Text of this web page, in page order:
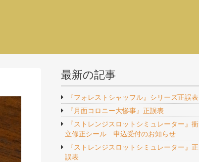
最新の記事
『フォレストシャッフル』シリーズ正誤表
『月面コロニー大惨事』正誤表
『ストレンジスロットシミュレーター』衝
立修正シール 申込受付のお知らせ
『ストレンジスロットシミュレーター』正
誤表